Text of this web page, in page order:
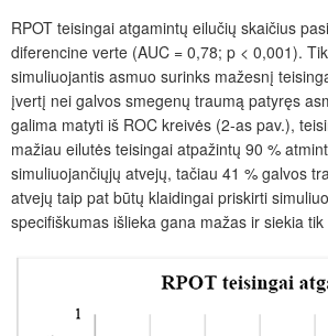
RPOT teisingai atgamintų eilučių skaičius
diferencine verte (AUC = 0,78; p < 0,001).
simuliuojantis asmuo surinks mažesnį
įvertį nei galvos smegenų traumą patyręs
galima matyti iš ROC kreivės (2-as pav.),
mažiau eilutės teisingai atpažintų 90 %
simuliuojančiųjų atvejų, tačiau 41 % galvos
atvejų taip pat būtų klaidingai priskirti
specifiškumas išlieka gana mažas ir siekia tik